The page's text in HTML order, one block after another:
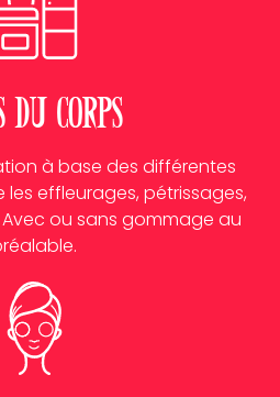
du corps
à base des différentes
effleurages, pétrissages,
ou sans gommage au